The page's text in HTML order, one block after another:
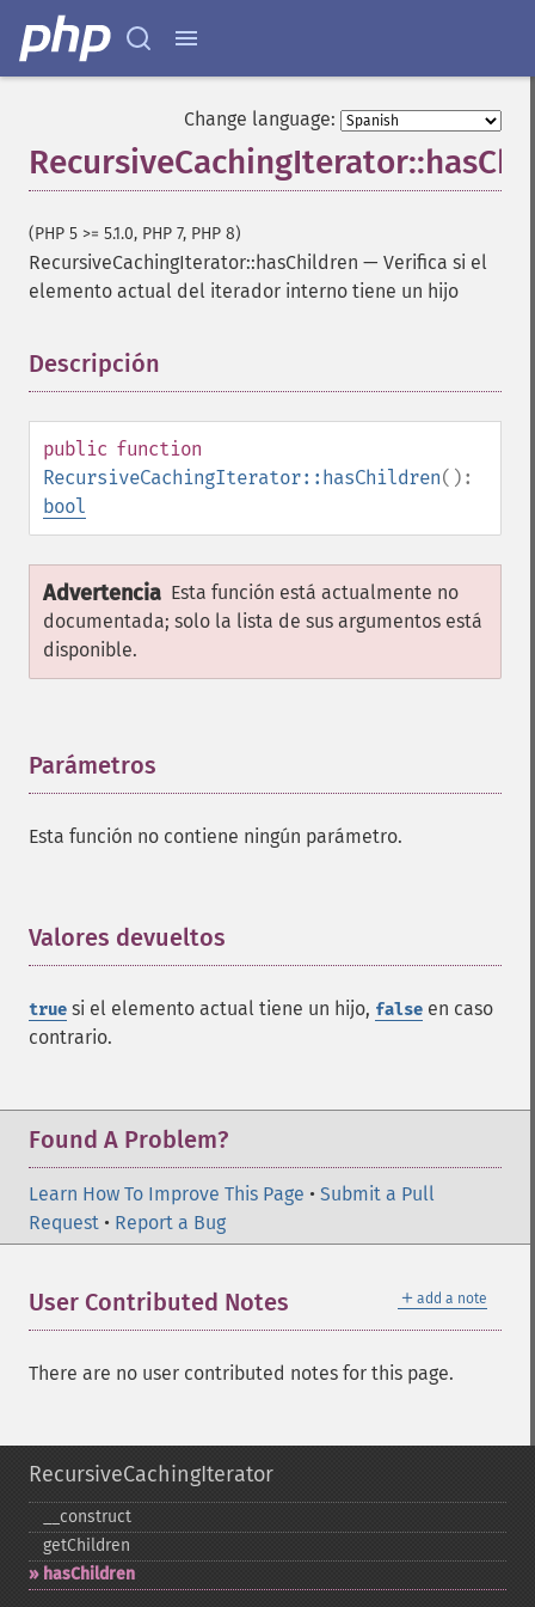
Change language:
(PHP 5 >= 5.1.0, PHP 7, PHP 8)
RecursiveCachingIterator::hasChildren — Verifica si el
elemento actual del iterador interno tiene un hijo
Descripción
public function
RecursiveCachingIterator::hasChildren():
bool
Advertencia Esta función está actualmente no
documentada; solo la lista de sus argumentos está
disponible.
Parámetros
Esta función no contiene ningún parámetro.
Valores devueltos
true si el elemento actual tiene un hijo, false en caso
contrario.
Found A Problem?
Learn How To Improve This Page • Submit a Pull
Request • Report a Bug
＋ add a note
User Contributed Notes
There are no user contributed notes for this page.
RecursiveCachingIterator
_​_​construct
getChildren
hasChildren